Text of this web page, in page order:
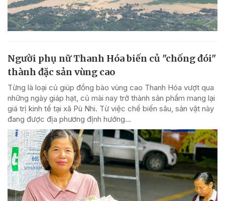
Người phụ nữ Thanh Hóa biến củ "chống đói"
thành đặc sản vùng cao
Từng là loại củ giúp đồng bào vùng cao Thanh Hóa vượt qua
những ngày giáp hạt, củ mài nay trở thành sản phẩm mang lại
giá trị kinh tế tại xã Pù Nhi. Từ việc chế biến sâu, sản vật này
đang được địa phương định hướng...